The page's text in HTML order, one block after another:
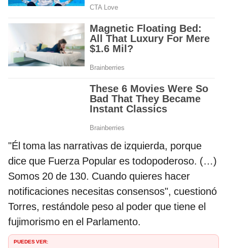
"Él toma las narrativas de izquierda, porque
dice que Fuerza Popular es todopoderoso. (…)
Somos 20 de 130. Cuando quieres hacer
notificaciones necesitas consensos", cuestionó
Torres, restándole peso al poder que tiene el
fujimorismo en el Parlamento.
PUEDES VER: